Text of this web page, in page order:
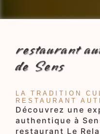
restaurant
de Sens
LA TRADITION
RESTAURANT
Découvrez une
authentique à
restaurant Le